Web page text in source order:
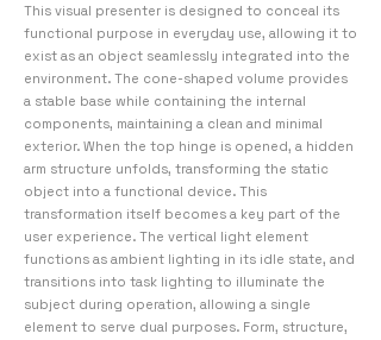
This visual presenter is designed to conceal its
functional purpose in everyday use, allowing it to
exist as an object seamlessly integrated into the
environment. The cone-shaped volume provides
a stable base while containing the internal
components, maintaining a clean and minimal
exterior. When the top hinge is opened, a hidden
arm structure unfolds, transforming the static
object into a functional device. This
transformation itself becomes a key part of the
user experience. The vertical light element
functions as ambient lighting in its idle state, and
transitions into task lighting to illuminate the
subject during operation, allowing a single
element to serve dual purposes. Form, structure,